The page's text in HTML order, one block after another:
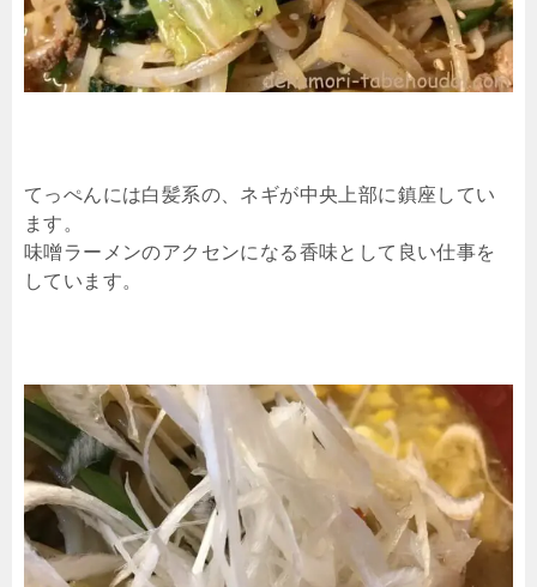
てっぺんには白髪系の、ネギが中央上部に鎮座してい
ます。
味噌ラーメンのアクセンになる香味として良い仕事を
しています。